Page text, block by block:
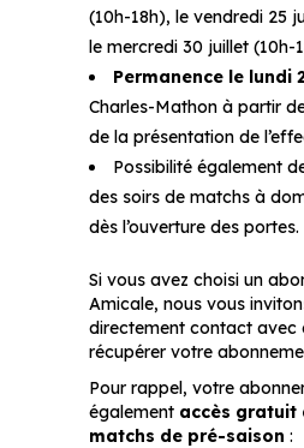
(10h-18h), le vendredi 25
le mercredi 30 juillet (10h-
Permanence le lundi
Charles-Mathon à partir
de la présentation de
Possibilité également
des soirs de matchs à
dès l’ouverture des portes.
Si vous avez choisi un
Amicale, nous vous
directement contact avec
récupérer votre
Pour rappel, votre
également accès gratuit
matchs de pré-saison :